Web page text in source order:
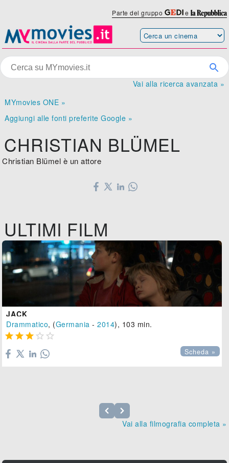
Parte del gruppo e
Vai alla ricerca avanzata »
MYmovies ONE »
Aggiungi alle fonti preferite Google »
CHRISTIAN BLÜMEL
Christian Blümel è un attore
ULTIMI FILM
JACK
Drammatico, (Germania -2014), 103 min.
    
Scheda »
Vai alla filmografia completa »